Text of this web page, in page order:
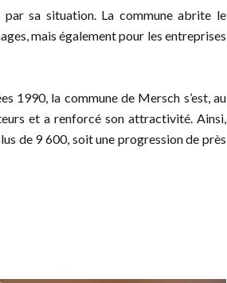
par sa situation. La commune abrite le
mais également pour les entreprises
1990, la commune de Mersch s’est, au
et a renforcé son attractivité. Ainsi,
de 9 600, soit une progression de près